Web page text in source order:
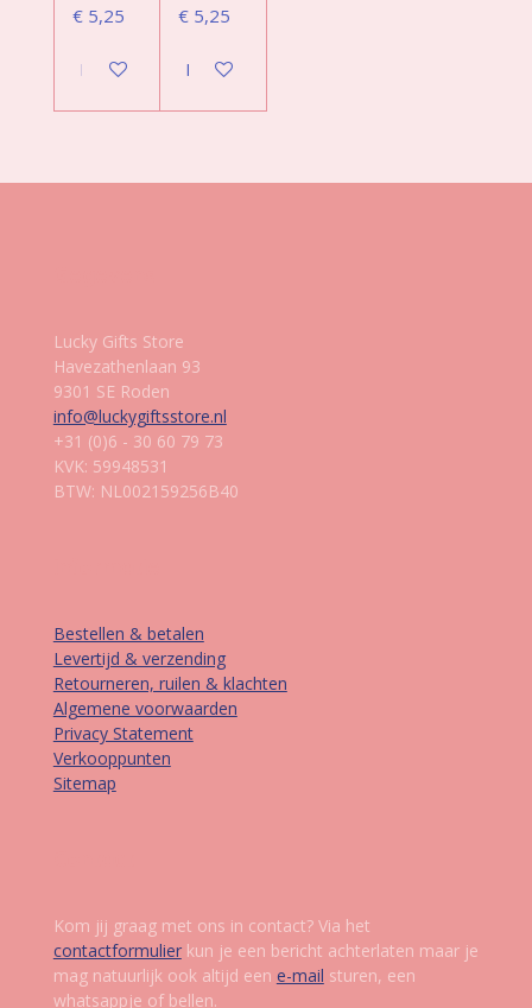
€ 5,25
In winkelwagen
€ 5,25
In winkelwagen
Lucky Gifts Store
Havezathenlaan 93
9301 SE Roden
info@luckygiftsstore.nl
+31 (0)6 - 30 60 79 73
KVK: 59948531
BTW: NL002159256B40
Bestellen & betalen
Levertijd & verzending
Retourneren, ruilen & klachten
Algemene voorwaarden
Privacy Statement
Verkooppunten
Sitemap
Kom jij graag met ons in contact? Via het
contactformulierkun je een bericht achterlaten maar je
mag natuurlijk ook altijd een e-mail sturen, een
whatsappje of bellen.